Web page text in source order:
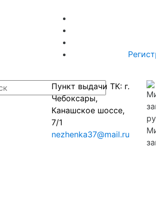
Пункт выдачи ТК: г.
Чебоксары,
Канашское шоссе,
7/1
nezhenka37@mail.ru